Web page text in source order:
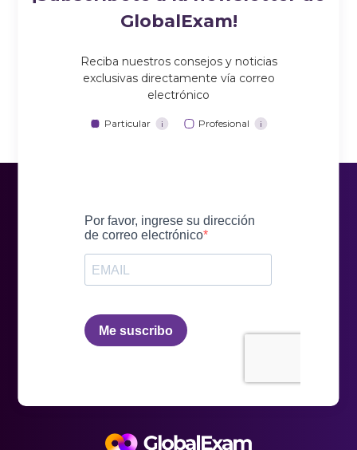
GlobalExam!
Reciba nuestros consejos y noticias
exclusivas directamente vía correo
electrónico
Particular i Profesional i